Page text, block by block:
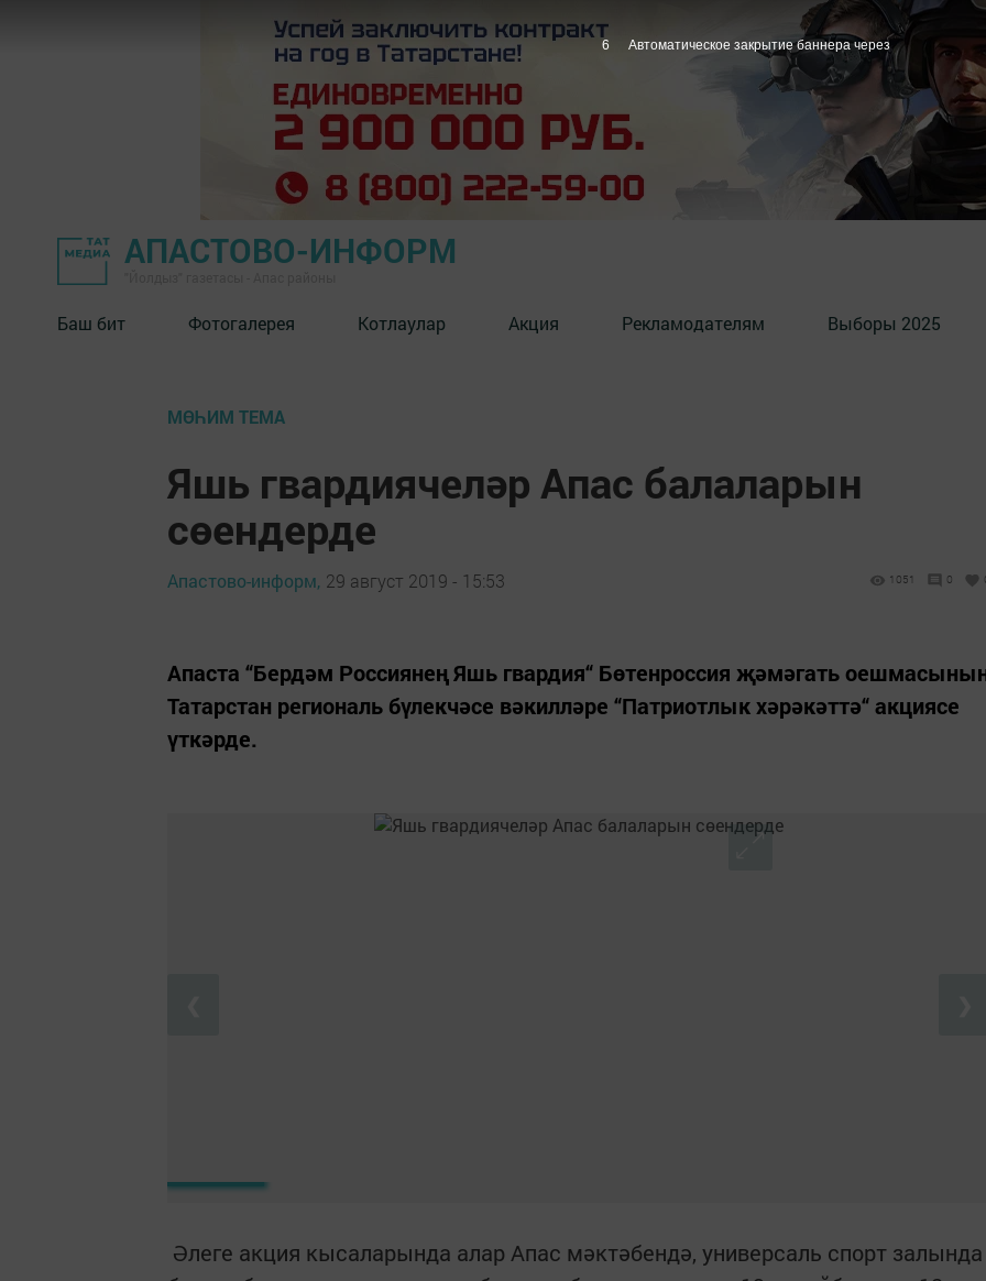
АПАСТОВО-ИНФОРМ
Баш бит Фотогалерея Котлаулар Акция Рекламодателям Выборы 2025
МӨҺИМ ТЕМА
Яшь гвардиячеләр Апас балаларын
сөендерде
Апастово-информ, 29 август 2019 - 15:53 1051 0
Апаста “Бердәм Россиянең Яшь гвардия“ Бөтенроссия җәмәгать
Татарстан региональ бүлекчәсе вәкилләре “Патриотлык хәрәкәттә“ акциясе
үткәрде.
Әлеге акция кысаларында алар Апас мәктәбендә, универсаль спорт залында
5 Автоматическое закрытие баннера через